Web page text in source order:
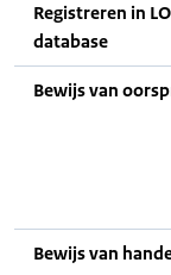
Registreren in
database
Bewijs van
Bewijs van